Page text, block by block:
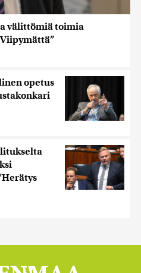
välittömiä toimia
opetus